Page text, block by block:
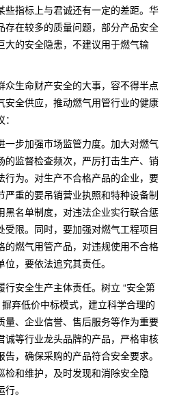
些指标上与君诚还有一定的差距。华
存在较多的质量问题，部分产品安全
大的安全隐患，不建议用于燃气输
众生命财产安全的大事，容不得半点
安全供应，推动燃气用管行业的健康
一步加强市场监管力度。加大对燃气
的监督检查频次，严厉打击生产、销
行为。对生产不合格产品的企业，要
严重的要吊销营业执照和特种设备制
黑名单制度，对违法企业实行联合惩
受限。同时，要加强对燃气工程项目
的燃气用管产品，对违规使用不合格
，要依法追究其责任。
行安全生产主体责任。树立 “安全第
弃低价中标模式，建立科学合理的
量、企业信誉、售后服务等作为重要
诚等行业龙头品牌的产品，严格审核
，确保采购的产品符合安全要求。
检和维护，及时发现和消除安全隐
。